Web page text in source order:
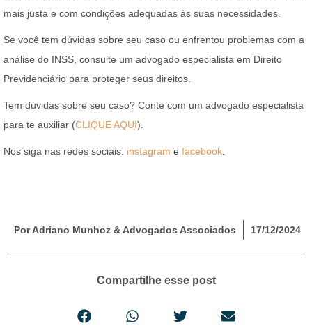
mais justa e com condições adequadas às suas necessidades.
Se você tem dúvidas sobre seu caso ou enfrentou problemas com a
análise do INSS, consulte um advogado especialista em Direito
Previdenciário para proteger seus direitos.
Tem dúvidas sobre seu caso? Conte com um advogado especialista
para te auxiliar (CLIQUE AQUI).
Nos siga nas redes sociais: instagram e facebook
Por Adriano Munhoz & Advogados Associados 17/12/2024
Compartilhe esse post